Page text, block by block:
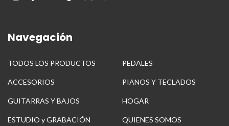
Navegación
TODOS LOS PRODUCTOS PEDALES
ACCESORIOS PIANOS Y TECLADOS
GUITARRAS Y BAJOS HOGAR
ESTUDIO y GRABACIÓN QUIENES SOMOS